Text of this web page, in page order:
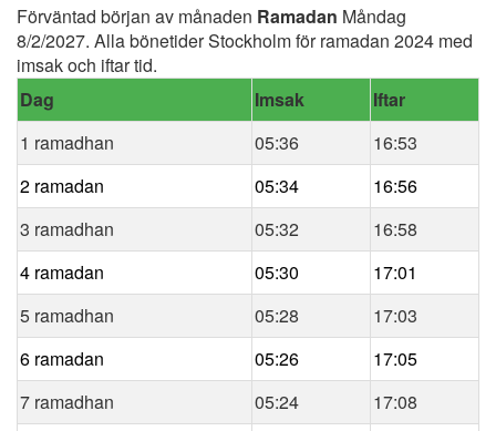
Förväntad början av månaden Ramadan Måndag
8/2/2027. Alla bönetider Stockholm för ramadan 2024 med
imsak och iftar tid.
Dag
Imsak
Iftar
1 ramadhan
05:36
16:53
2 ramadan
05:34
16:56
3 ramadhan
05:32
16:58
4 ramadan
05:30
17:01
5 ramadhan
05:28
17:03
6 ramadan
05:26
17:05
7 ramadhan
05:24
17:08